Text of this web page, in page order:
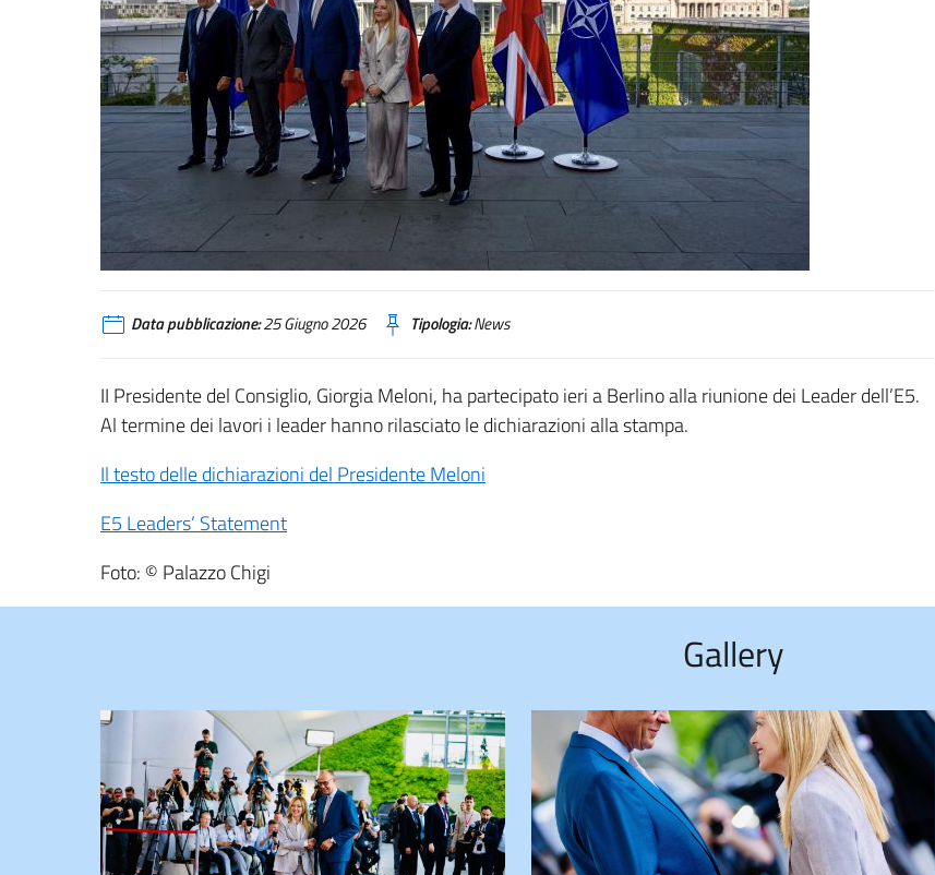
Data pubblicazione:25 Giugno 2026 Tipologia:News
II Presidente del Consiglio, Giorgia Meloni, ha partecipato ieri a Berlino alla riunione dei Leader dell’E5.
Al termine dei lavori i leader hanno rilasciato le dichiarazioni alla stampa.
Il testo delle dichiarazioni del Presidente Meloni
E5 Leaders’ Statement
Foto: © Palazzo Chigi
Gallery